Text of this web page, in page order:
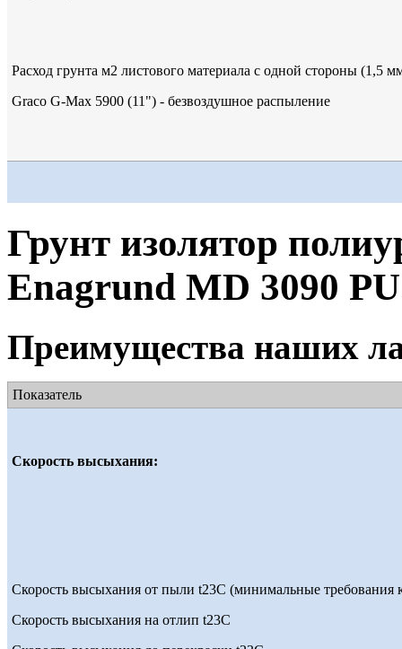
Расход грунта м2 листового материала с одной стороны (1,5
Graco G-Max 5900 (11") - безвоздушное распыление
Грунт изолятор
Enagrund MD 3090
Преимущества наших
Показатель
Скорость высыхания:
Скорость высыхания от пыли t23С (минимальные требования
Скорость высыхания на отлип t23С